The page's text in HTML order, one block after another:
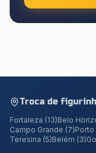
Troca de
Fortaleza (13)Belo
Campo Grande (7)Porto
Teresina (5)Belém (3)